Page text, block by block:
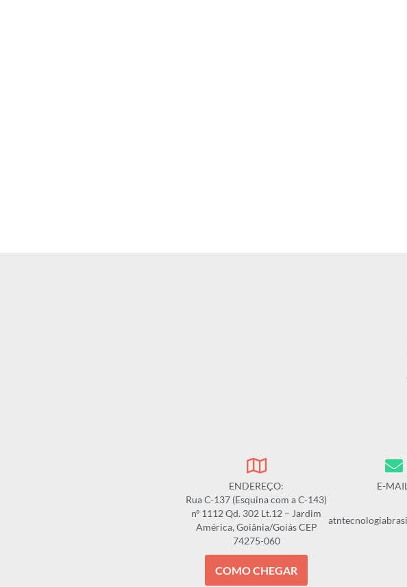
ENDEREÇO:
Rua C-137 (Esquina com a C-143)
nº 1112 Qd. 302 Lt.12 – Jardim
América, Goiânia/Goiás CEP
74275-060
COMO CHEGAR
E-